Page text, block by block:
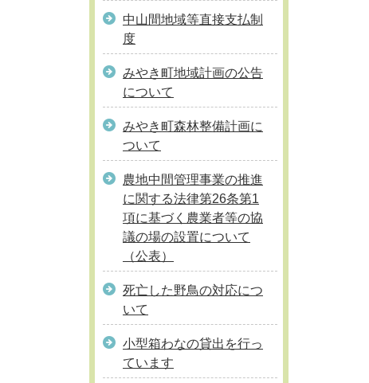
中山間地域等直接支払制
度
みやき町地域計画の公告
について
みやき町森林整備計画に
ついて
農地中間管理事業の推進
に関する法律第26条第1
項に基づく農業者等の協
議の場の設置について
（公表）
死亡した野鳥の対応につ
いて
小型箱わなの貸出を行っ
ています